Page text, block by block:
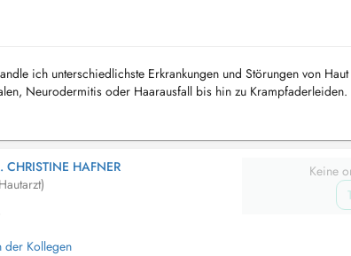
ich unterschiedlichste Erkrankungen und Störungen von
Neurodermitis oder Haarausfall bis hin zu
operative Eingriffe vor. ...
CHRISTINE HAFNER
der Kollegen
Keine